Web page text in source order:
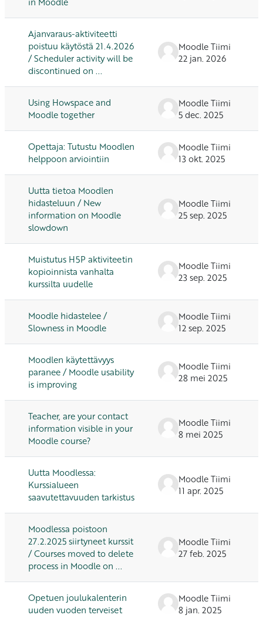
Ajanvaraus-aktiviteetti
poistuu käytöstä 21.4.2026
/ Scheduler activity will be
discontinued on ...
Moodle Tiimi
22 jan. 2026
Using Howspace and
Moodle together
Moodle Tiimi
5 dec. 2025
Opettaja: Tutustu Moodlen
helppoon arviointiin
Moodle Tiimi
13 okt. 2025
Uutta tietoa Moodlen
hidasteluun / New
information on Moodle
slowdown
Moodle Tiimi
25 sep. 2025
Muistutus H5P aktiviteetin
kopioinnista vanhalta
kurssilta uudelle
Moodle Tiimi
23 sep. 2025
Moodle hidastelee /
Slowness in Moodle
Moodle Tiimi
12 sep. 2025
Moodlen käytettävyys
paranee / Moodle usability
is improving
Moodle Tiimi
28 mei 2025
Teacher, are your contact
information visible in your
Moodle course?
Moodle Tiimi
8 mei 2025
Uutta Moodlessa:
Kurssialueen
saavutettavuuden tarkistus
Moodle Tiimi
11 apr. 2025
Moodlessa poistoon
27.2.2025 siirtyneet kurssit
/ Courses moved to delete
process in Moodle on ...
Moodle Tiimi
27 feb. 2025
Opetuen joulukalenterin
uuden vuoden terveiset
Moodle Tiimi
8 jan. 2025